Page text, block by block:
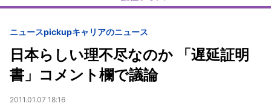
ニュースpickupキャリアのニュース
日本らしい理不尽なのか 「遅延証明
書」コメント欄で議論
2011.01.07 18:16